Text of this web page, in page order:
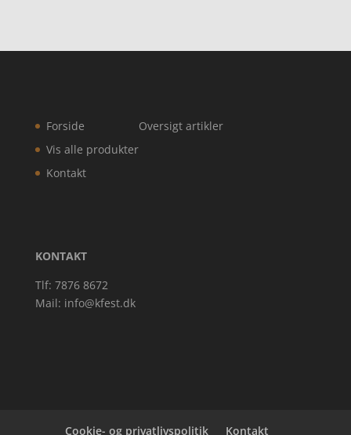
Forside
Vis alle produkter
Kontakt
Oversigt artikler
KONTAKT
Tlf: 7876 8672
Mail: info@kfest.dk
Cookie- og privatlivspolitik Kontakt